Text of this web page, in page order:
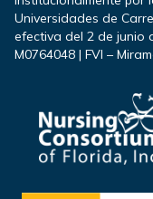
Universidades de
efectiva del 2 de junio
M0764048 | FVI –